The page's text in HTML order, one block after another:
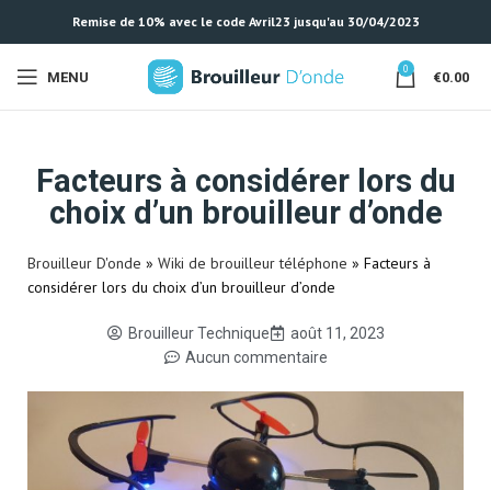
Remise de 10% avec le code Avril23 jusqu'au 30/04/2023
MENU 0 €0.00
Facteurs à considérer lors du
choix d’un brouilleur d’onde
Brouilleur D'onde » Wiki de brouilleur téléphone » Facteurs à
considérer lors du choix d’un brouilleur d’onde
Brouilleur Technique
août 11, 2023
Aucun commentaire